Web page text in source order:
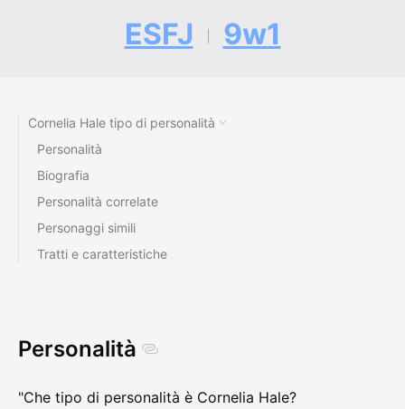
ESFJ 9w1
Cornelia Hale tipo di personalità
Personalità
Biografia
Personalità correlate
Personaggi simili
Tratti e caratteristiche
Personalità
"Che tipo di personalità è Cornelia Hale?